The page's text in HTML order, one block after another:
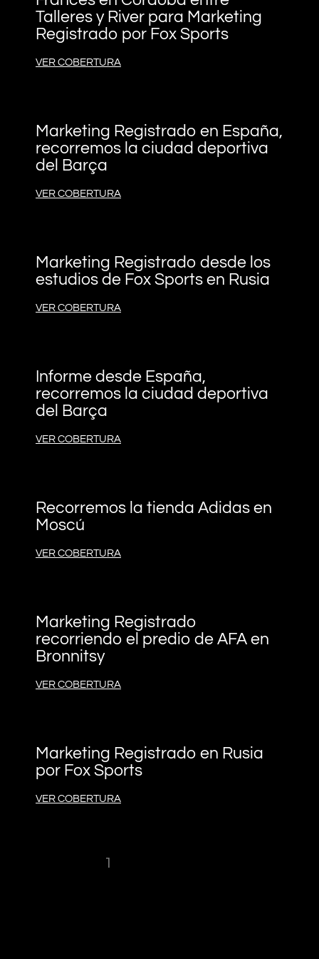
Talleres y River para Marketing
Registrado por Fox Sports
VER COBERTURA
Marketing Registrado en España,
recorremos la ciudad deportiva
del Barça
VER COBERTURA
Marketing Registrado desde los
estudios de Fox Sports en Rusia
VER COBERTURA
Informe desde España,
recorremos la ciudad deportiva
del Barça
VER COBERTURA
Recorremos la tienda Adidas en
Moscú
VER COBERTURA
Marketing Registrado
recorriendo el predio de AFA en
Bronnitsy
VER COBERTURA
Marketing Registrado en Rusia
por Fox Sports
VER COBERTURA
1